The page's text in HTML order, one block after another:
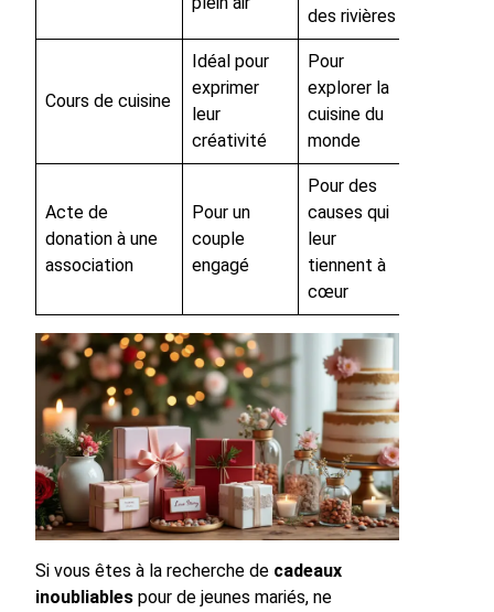
des rivières
Cours de cuisine
Idéal pour
exprimer
leur
créativité
Pour
explorer la
cuisine du
monde
Acte de
donation à une
association
Pour un
couple
engagé
Pour des
causes qui
leur
tiennent à
cœur
Si vous êtes à la recherche de cadeaux
inoubliables pour de jeunes mariés, ne